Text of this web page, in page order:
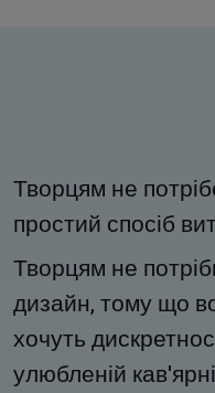
Творцям не
простий спосіб
Творцям не
дизайн, тому що
хочуть
улюбленій